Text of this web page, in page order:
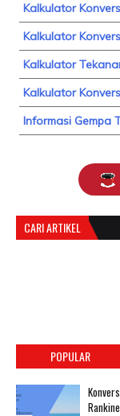
Kalkulator
Kalkulator
Kalkulator
Kalkulator
Informasi Gempa
CARI ARTIKEL
POPULAR